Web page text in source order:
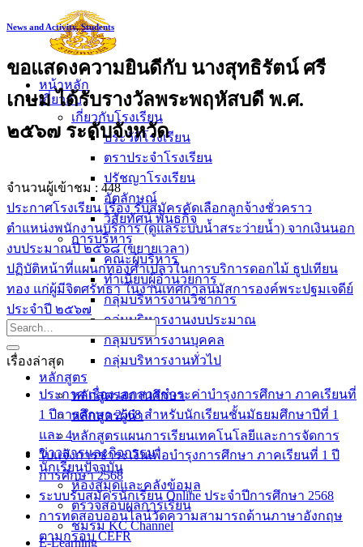
หน้าหลัก
เกี่ยวกับ
เกี่ยวกับโรงเรียน
ประวัติโรงเรียน
ตราประจำโรงเรียน
ปรัชญาโรงเรียน
อัตลักษณ์
วิสัยทัศน์ พันธกิจ
การบริหาร
คณะผู้บริหาร
ทำเนียบผู้อำนวยการ
กลุ่มบริหารงานวิชาการ
กลุ่มบริหารงานงบประมาณ
กลุ่มบริหารงานบุคคล
กลุ่มบริหารงานทั่วไป
หลักสูตร
หลักสูตรสถานศึกษา
หลักสูตรผู้นำ
หลักสูตรแผนการเรียนเทคโนโลยีและการจัดการ
ข่าวสารและกิจกรรม
นักเรียนปัจจุบัน
ห้องสมุดและคลังข้อมูล
ตรวจสอบผลการเรียน
ชมรม KC Channel
E-Learning
News and Activity,Students
ขอแสดงความยินดีกับ นางสุทธิรัตน์ ศรี
เกษม ได้รับรางวัลพระพฤหัสบดี พ.ศ.
๒๕๖๗ ระดับจังหวัด
จำนวนผู้เข้าชม : 448
ประกาศโรงเรียน เรื่อง รับสมัครคัดเลือกลูกจ้างชั่วคราว
ตำแหน่งพนักงานบริการ (ดูแลระบบน้ำสระว่ายน้ำ) จากเงินนอก
งบประมาณปี ๒๕๖๘ (ขยายเวลา)
ปฏิบัติหน้าที่แผนกทองคำเปลวในการบริการดอกไม้ ธูปเทียน
ทอง แก่ผู้มีจิตศรัทธา ในงานเทศกาลนมัสการองค์พระปฐมเจดีย์
ประจำปี ๒๕๖๗
เรื่องล่าสุด
ประกาศ เรื่อง เอกสารชำระค่าบำรุงการศึกษา ภาคเรียนที่
1 ปีการศึกษา 2568 สำหรับนักเรียนชั้นมัธยมศึกษาปีที่ 1
และ 4
ใบแจ้งการชำระเงินเพื่อบำรุงการศึกษา ภาคเรียนที่ 1 ปี
การศึกษา 2568
ระบบรับสมัครนักเรียน Online ประจำปีการศึกษา 2568
การทดสอบออนไลน์วัดความสามารถด้านภาษาอังกฤษ
ตามกรอบ CEFR